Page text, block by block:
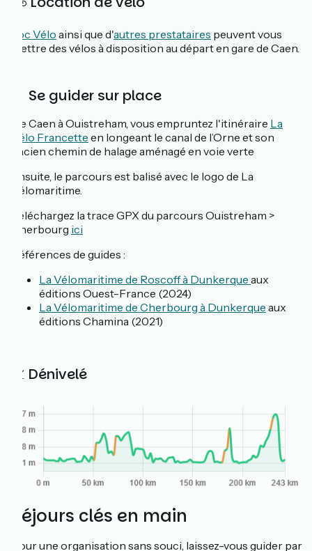
Loc Vélo ainsi que d'autres prestataires peuvent vous
mettre des vélos à disposition au départ en gare de Caen.
📓 Se guider sur place
De Caen à Ouistreham, vous empruntez l'itinéraire La
Vélo Francette en longeant le canal de l’Orne et son
ancien chemin de halage aménagé en voie verte
Ensuite, le parcours est balisé avec le logo de La
Vélomaritime.
Téléchargez la trace GPX du parcours Ouistreham >
Cherbourg ici
Références de guides :
La Vélomaritime de Roscoff à Dunkerque aux
éditions Ouest-France (2024)
La Vélomaritime de Cherbourg à Dunkerque aux
éditions Chamina (2021)
📈 Dénivelé
Séjours clés en main
Pour une organisation sans souci, laissez-vous guider par